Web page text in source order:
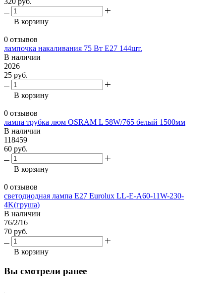
В корзину
0 отзывов
лампочка накаливания 75 Вт Е27 144шт.
В наличии
2026
25 руб.
В корзину
0 отзывов
лампа трубка люм OSRAM L 58W/765 белый 1500мм
В наличии
118459
60 руб.
В корзину
0 отзывов
светодиодная лампа E27 Eurolux LL-E-A60-11W-230-
4K(груша)
В наличии
76/2/16
70 руб.
В корзину
Вы смотрели ранее